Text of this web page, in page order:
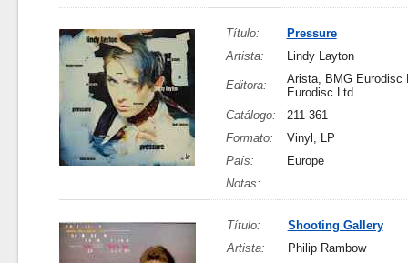
Título:
Pressure
Artista:
Lindy Layton
Editora:
Arista, BMG Eurodisc
Eurodisc Ltd.
Catálogo:
211 361
Formato:
Vinyl, LP
País:
Europe
Notas:
Título:
Shooting Gallery
Artista:
Philip Rambow